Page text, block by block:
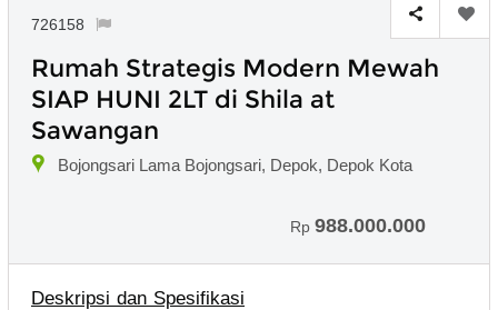
726158
Rumah Strategis Modern Mewah
SIAP HUNI 2LT di Shila at
Sawangan
Bojongsari Lama Bojongsari, Depok, Depok Kota
Rp 988.000.000
Deskripsi dan Spesifikasi